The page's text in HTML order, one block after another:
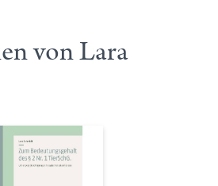
von Lara